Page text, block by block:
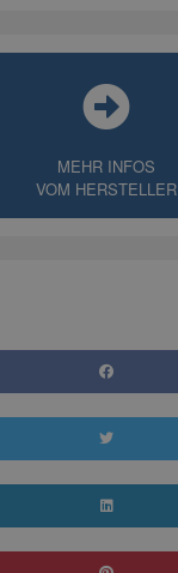
MEHR INFOS
VOM HERSTELLER